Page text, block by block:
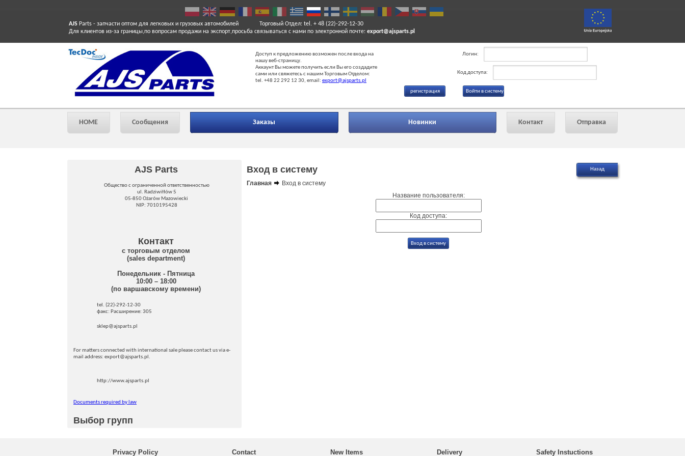
AJS Parts - запчасти оптом для легковых и грузовых автомобилей
Для клиентов из-за границы,по вопросам продажи на экспорт,просьба связываться с нами по электронной почте: export@ajsparts.pl
Торговый Отдел: tel. + 48 (22)-292-12-30
Доступ к предложению возможен после входа на
нашу веб-страницу.
Аккаунт Вы можете получить если Вы его создадите
сами или свяжетесь с нашим Торговым Отделом:
tel. +48 22 292 12 30, email: export@ajsparts.pl
Логин:
Код доступа:
регистрация
HOME Сообщения Заказы Новинки Контакт Отправка
AJS Parts
Общество с ограниченной ответственностью
ul. Radziwiłłów 5
05-850 Ożarów Mazowiecki
NIP: 7010195428
Контакт
с торговым отделом
(sales department)
Понедельник - Пятница
10:00 – 18:00
(по варшавскому времени)
tel. (22)-292-12-30
факс: Pасширение: 305
sklep@ajsparts.pl
For matters connected with international sale please contact us via e-
mail address: export@ajsparts.pl.
http://www.ajsparts.pl
Documents required by law
Выбор групп
Вход в систему
Главная
Вход в систему
Название пользователя:
Код доступа:
Privacy Policy Contact New Items Delivery Safety Instuctions